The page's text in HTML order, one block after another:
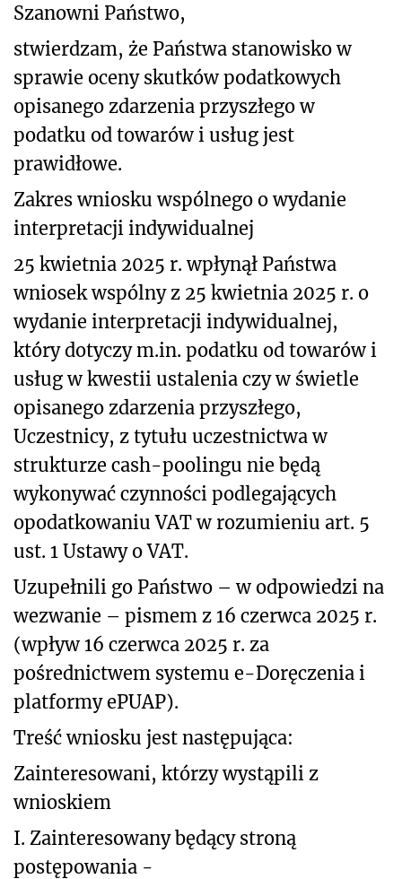
Szanowni Państwo,
stwierdzam, że Państwa stanowisko w
sprawie oceny skutków podatkowych
opisanego zdarzenia przyszłego w
podatku od towarów i usług jest
prawidłowe.
Zakres wniosku wspólnego o wydanie
interpretacji indywidualnej
25 kwietnia 2025 r. wpłynął Państwa
wniosek wspólny z 25 kwietnia 2025 r. o
wydanie interpretacji indywidualnej,
który dotyczy m.in. podatku od towarów i
usług w kwestii ustalenia czy w świetle
opisanego zdarzenia przyszłego,
Uczestnicy, z tytułu uczestnictwa w
strukturze cash-poolingu nie będą
wykonywać czynności podlegających
opodatkowaniu VAT w rozumieniu art. 5
ust. 1 Ustawy o VAT.
Uzupełnili go Państwo – w odpowiedzi na
wezwanie – pismem z 16 czerwca 2025 r.
(wpływ 16 czerwca 2025 r. za
pośrednictwem systemu e-Doręczenia i
platformy ePUAP).
Treść wniosku jest następująca:
Zainteresowani, którzy wystąpili z
wnioskiem
I. Zainteresowany będący stroną
postępowania -